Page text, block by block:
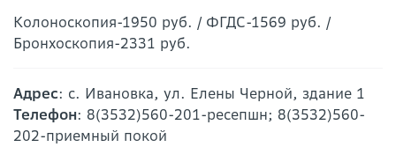
Колоноскопия-1950 руб. / ФГДС-1569 руб. /
Бронхоскопия-2331 руб.
Адрес: с. Ивановка, ул. Елены Черной, здание 1
Телефон: 8(3532)560-201-ресепшн; 8(3532)560-
202-приемный покой